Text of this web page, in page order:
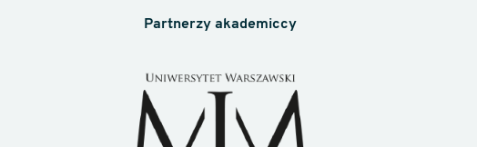
Partnerzy akademiccy